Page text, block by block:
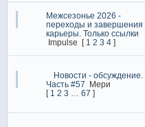
Межсезонье 2026 -
переходы и завершения
карьеры. Только ссылки
Impulse
[ 1 2 3 4 ]
Новости - обсуждение.
Часть #57
Мери
[ 1 2 3 67 ]